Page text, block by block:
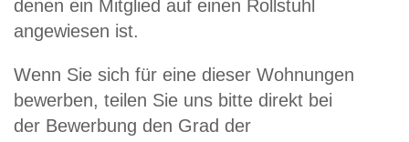
denen ein Mitglied auf einen Rollstuhl
angewiesen ist.
Wenn Sie sich für eine dieser Wohnungen
bewerben, teilen Sie uns bitte direkt bei
der Bewerbung den Grad der